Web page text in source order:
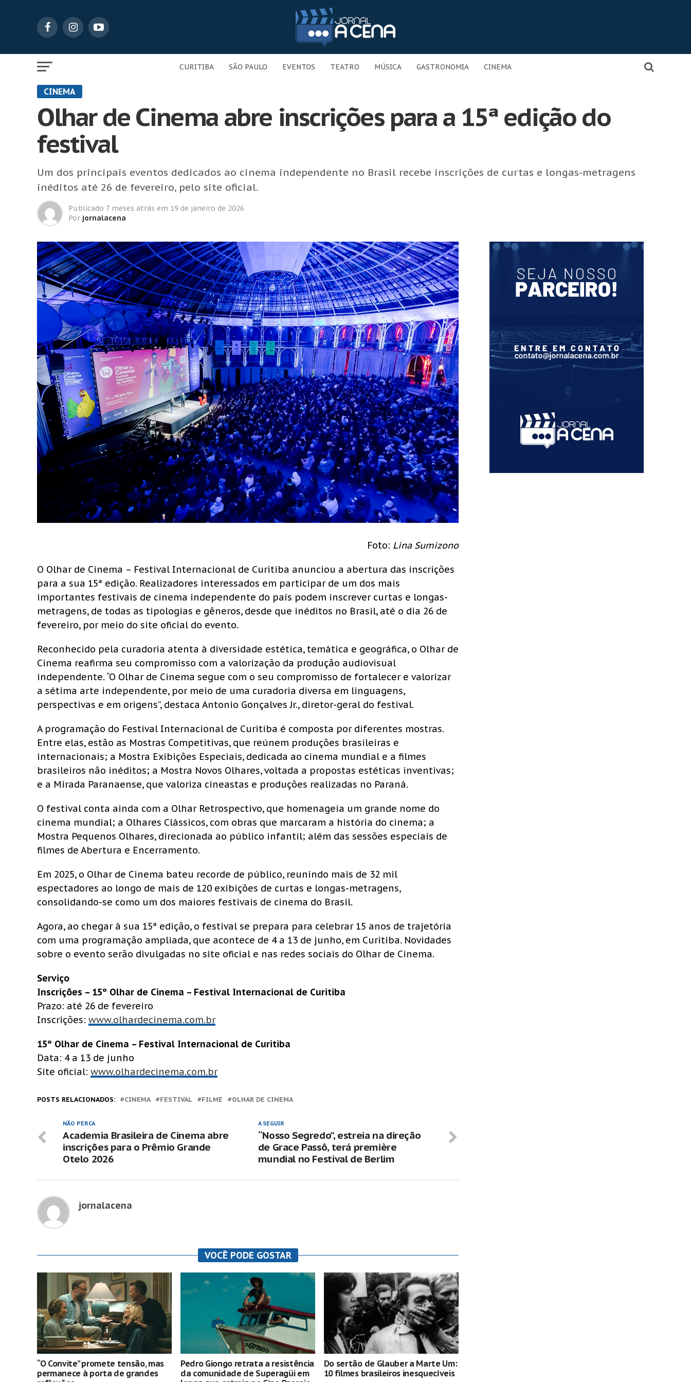
CURITIBA SÃO PAULO EVENTOS TEATRO MÚSICA GASTRONOMIA CINEMA
CINEMA
Olhar de Cinema abre inscrições para a 15ª edição do
festival
Um dos principais eventos dedicados ao cinema independente no Brasil recebe inscrições de curtas e longas-metragens
inéditos até 26 de fevereiro, pelo site oficial.
Publicado 7 meses atrás em 19 de janeiro de 2026
Por jornalacena
Foto: Lina Sumizono
O Olhar de Cinema – Festival Internacional de Curitiba anunciou a abertura das inscrições
para a sua 15ª edição. Realizadores interessados em participar de um dos mais
importantes festivais de cinema independente do país podem inscrever curtas e longas-
metragens, de todas as tipologias e gêneros, desde que inéditos no Brasil, até o dia 26 de
fevereiro, por meio do site oficial do evento.
Reconhecido pela curadoria atenta à diversidade estética, temática e geográfica, o Olhar de
Cinema reafirma seu compromisso com a valorização da produção audiovisual
independente. “O Olhar de Cinema segue com o seu compromisso de fortalecer e valorizar
a sétima arte independente, por meio de uma curadoria diversa em linguagens,
perspectivas e em origens”, destaca Antonio Gonçalves Jr., diretor-geral do festival.
A programação do Festival Internacional de Curitiba é composta por diferentes mostras.
Entre elas, estão as Mostras Competitivas, que reúnem produções brasileiras e
internacionais; a Mostra Exibições Especiais, dedicada ao cinema mundial e a filmes
brasileiros não inéditos; a Mostra Novos Olhares, voltada a propostas estéticas inventivas;
e a Mirada Paranaense, que valoriza cineastas e produções realizadas no Paraná.
O festival conta ainda com a Olhar Retrospectivo, que homenageia um grande nome do
cinema mundial; a Olhares Clássicos, com obras que marcaram a história do cinema; a
Mostra Pequenos Olhares, direcionada ao público infantil; além das sessões especiais de
filmes de Abertura e Encerramento.
Em 2025, o Olhar de Cinema bateu recorde de público, reunindo mais de 32 mil
espectadores ao longo de mais de 120 exibições de curtas e longas-metragens,
consolidando-se como um dos maiores festivais de cinema do Brasil.
Agora, ao chegar à sua 15ª edição, o festival se prepara para celebrar 15 anos de trajetória
com uma programação ampliada, que acontece de 4 a 13 de junho, em Curitiba. Novidades
sobre o evento serão divulgadas no site oficial e nas redes sociais do Olhar de Cinema.
Serviço
Inscrições – 15º Olhar de Cinema – Festival Internacional de Curitiba
Prazo: até 26 de fevereiro
Inscrições: www.olhardecinema.com.br
15º Olhar de Cinema – Festival Internacional de Curitiba
Data: 4 a 13 de junho
Site oficial: www.olhardecinema.com.br
POSTS RELACIONADOS: CINEMA FESTIVAL FILME OLHAR DE CINEMA
A SEGUIR
“Nosso Segredo”, estreia na direção
de Grace Passô, terá première
mundial no Festival de Berlim
NÃO PERCA
Academia Brasileira de Cinema abre
inscrições para o Prêmio Grande
Otelo 2026
jornalacena
VOCÊ PODE GOSTAR
“O Convite” promete tensão, mas
permanece à porta de grandes
Pedro Giongo retrata a resistência
da comunidade de Superagüi em
Do sertão de Glauber a Marte Um:
10 filmes brasileiros inesquecíveis